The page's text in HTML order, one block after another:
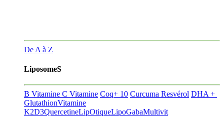
De A à Z
LiposomeS
B Vitamine C Vitamine Coq+ 10 Curcuma Resvérol DHA +
GlutathionVitamine
K2D3QuercetineLipOtiqueLipoGabaMultivit